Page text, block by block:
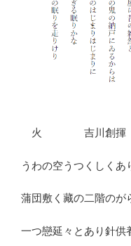
火 吉川創揮
うわの空うつくしくあ
蒲団敷く藏の二階のが
一つ戀延々とあり針供